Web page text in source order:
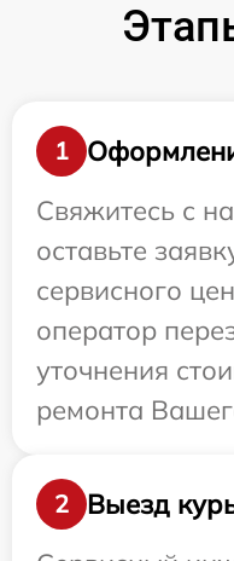
1
Свяжитесь с
оставьте
сервисного
оператор
уточнения
ремонта
2
Выезд